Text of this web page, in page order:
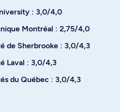
: 3,0/4,0
Montréal : 2,75/4,0
de Sherbrooke : 3,0/4,3
Laval : 3,0/4,3
du Québec : 3,0/4,3